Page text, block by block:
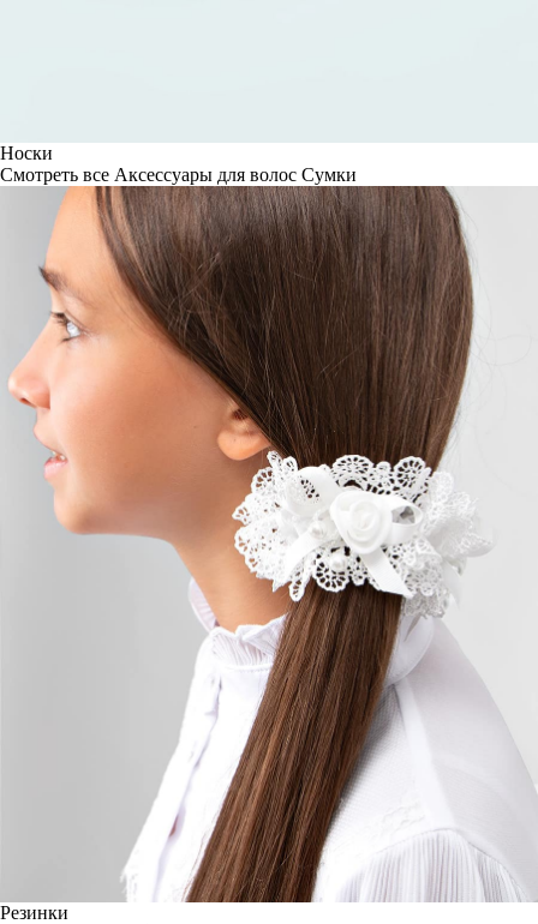
Носки
Смотреть все Аксессуары для волос Сумки
Резинки